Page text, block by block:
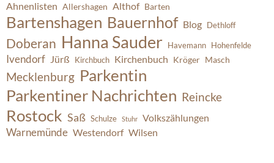
Ahnenlisten Allershagen Althof Barten
Bartenshagen Bauernhof Blog Dethloff
Doberan Hanna Sauder Havemann Hohenfelde
Ivendorf Jürß Kirchbuch Kirchenbuch Kröger Masch
Mecklenburg Parkentin
Parkentiner Nachrichten Reincke
Rostock Saß Schulze Stuhr Volkszählungen
Warnemünde Westendorf Wilsen